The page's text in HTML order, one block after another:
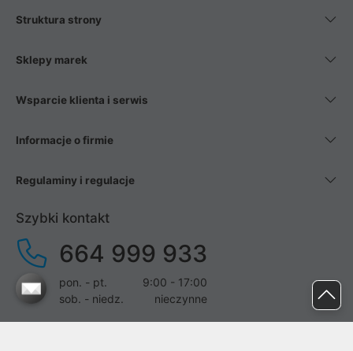
Struktura strony
Sklepy marek
Wsparcie klienta i serwis
Informacje o firmie
Regulaminy i regulacje
Szybki kontakt
664 999 933
pon. - pt.
9:00 - 17:00
sob. - niedz.
nieczynne